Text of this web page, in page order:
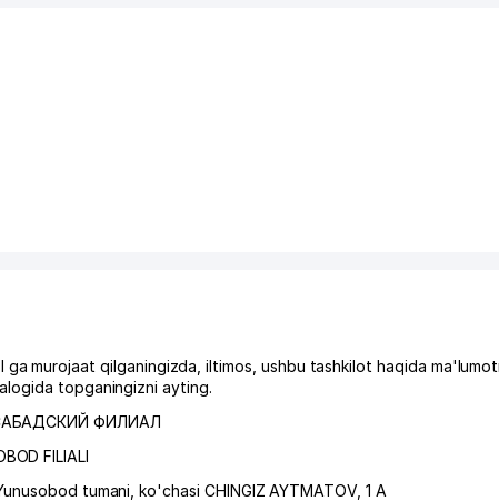
ga murojaat qilganingizda, iltimos, ushbu tashkilot haqida
topganingizni ayting.
ФИЛИАЛ
FILIALI
tumani ,ko'chasi CHINGIZ AYTMATOV, 1 A